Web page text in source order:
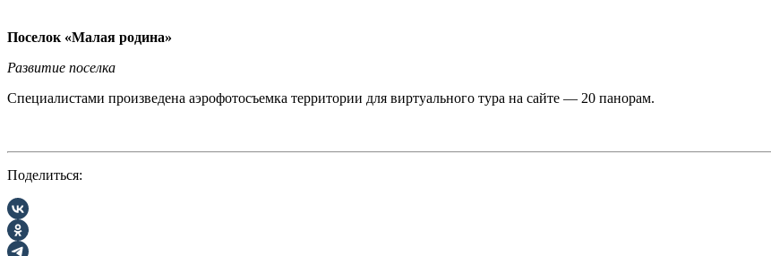
Поселок «Малая родина»
Развитие поселка
Специалистами произведена аэрофотосъемка территории для виртуального тура на сайте — 20 панорам.
Поделиться: